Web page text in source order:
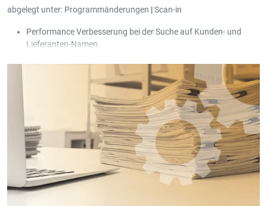
abgelegt unter: Programmänderungen |Scan-in
Performance Verbesserung bei der Suche auf Kunden- und
Lieferanten-Namen.